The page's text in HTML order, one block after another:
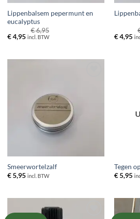
Lippenbalsem pepermunt en
eucalyptus
€6,95
Oorspronkelijke
prijs
€4,95Huidige
incl. BTW
prijs
€4,95
VERLANGLIJST
Smeerwortelzalf
€5,95 incl. BTW
Tegen
€5,95